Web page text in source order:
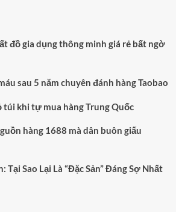
đồ gia dụng thông minh giá rẻ bất ngờ
sau 5 năm chuyên đánh hàng Taobao
khi tự mua hàng Trung Quốc
hàng 1688 mà dân buôn giấu
Tại Sao Lại Là “Đặc Sản” Đáng Sợ Nhất